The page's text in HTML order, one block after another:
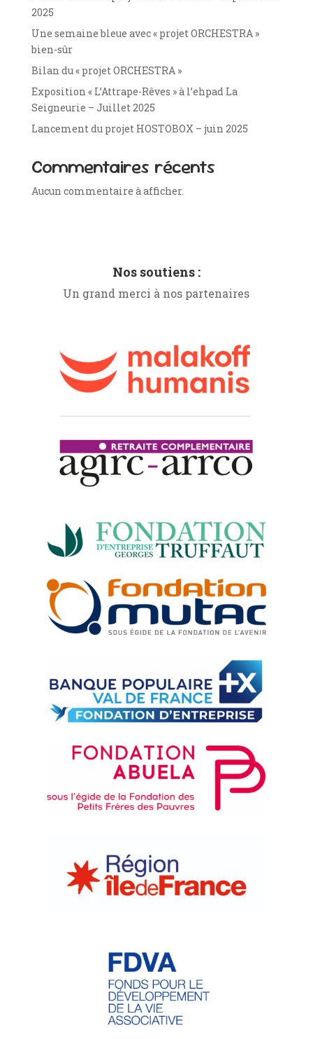
2025
Une semaine bleue avec « projet ORCHESTRA »
bien-sûr
Bilan du « projet ORCHESTRA »
Exposition « L’Attrape-Rêves » à l’ehpad La
Seigneurie – Juillet 2025
Lancement du projet HOSTOBOX – juin 2025
Commentaires récents
Aucun commentaire à afficher.
Nos soutiens :
Un grand merci à nos partenaires